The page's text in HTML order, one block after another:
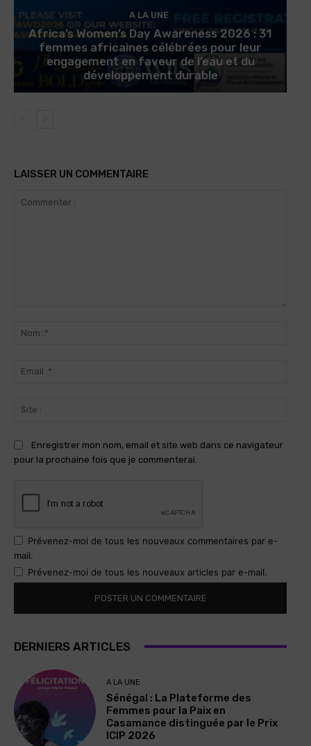
A LA UNE
Africa’s Women’s Day Awareness 2026 : 31
femmes africaines célébrées pour leur
engagement en faveur de l’eau et du
développement durable
LAISSER UN COMMENTAIRE
Enregistrer mon nom, email et site web dans ce navigateur
pour la prochaine fois que je commenterai.
Prévenez-moi de tous les nouveaux commentaires par e-
mail.
Prévenez-moi de tous les nouveaux articles par e-mail.
DERNIERS ARTICLES
A LA UNE
Sénégal : La Plateforme des
Femmes pour la Paix en
Casamance distinguée par le Prix
ICIP 2026